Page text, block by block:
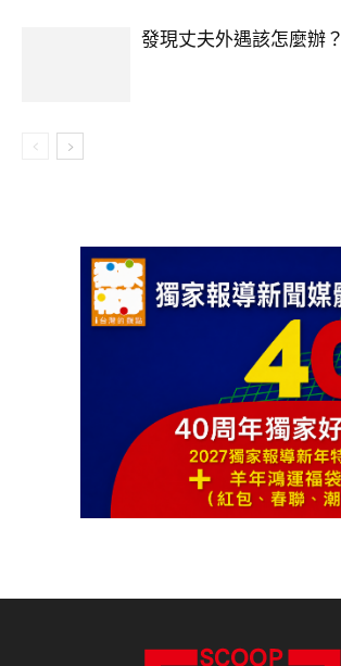
發現丈夫外遇該怎麼辦？